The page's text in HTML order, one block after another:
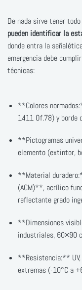
De nada sirve tener
pueden identificar la
donde entra la
emergencia debe
técnicas:
**Colores
1411 Of.78) y borde
**Pictogramas
elemento (extintor,
**Material
(ACM)**, acrílico
reflectante grado
**Dimensiones
industriales, 60×90
**Resistencia:**
extremas (-10°C a